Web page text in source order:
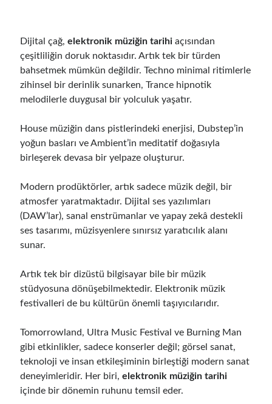
Dijital çağ,elektronik müziğin tarihi açısından
çeşitliliğin doruk noktasıdır. Artık tek bir türden
bahsetmek mümkün değildir. Techno minimal ritimlerle
zihinsel bir derinlik sunarken, Trance hipnotik
melodilerle duygusal bir yolculuk yaşatır.
House müziğin dans pistlerindeki enerjisi, Dubstep’in
yoğun basları ve Ambient’in meditatif doğasıyla
birleşerek devasa bir yelpaze oluşturur.
Modern prodüktörler, artık sadece müzik değil, bir
atmosfer yaratmaktadır. Dijital ses yazılımları
(DAW’lar), sanal enstrümanlar ve yapay zekâ destekli
ses tasarımı, müzisyenlere sınırsız yaratıcılık alanı
sunar.
Artık tek bir dizüstü bilgisayar bile bir müzik
stüdyosuna dönüşebilmektedir. Elektronik müzik
festivalleri de bu kültürün önemli taşıyıcılarıdır.
Tomorrowland, Ultra Music Festival ve Burning Man
gibi etkinlikler, sadece konserler değil; görsel sanat,
teknoloji ve insan etkileşiminin birleştiği modern sanat
deneyimleridir. Her biri,elektronik müziğin tarihi
içinde bir dönemin ruhunu temsil eder.